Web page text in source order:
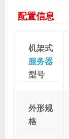
配置信息
机架式
服务器
型号
外形规
格